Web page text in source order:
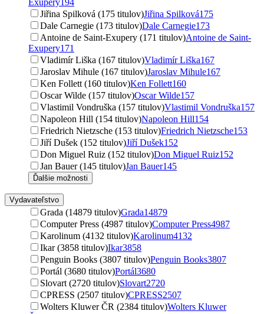
Jiřina Spilková (175 titulov)Jiřina Spilková175
Dale Carnegie (173 titulov)Dale Carnegie173
Antoine de Saint-Exupery (171 titulov)Antoine de Saint-
Exupery171
Vladimír Liška (167 titulov)Vladimír Liška167
Jaroslav Mihule (167 titulov)Jaroslav Mihule167
Ken Follett (160 titulov)Ken Follett160
Oscar Wilde (157 titulov)Oscar Wilde157
Vlastimil Vondruška (157 titulov)Vlastimil Vondruška157
Napoleon Hill (154 titulov)Napoleon Hill154
Friedrich Nietzsche (153 titulov)Friedrich Nietzsche153
Jiří Dušek (152 titulov)Jiří Dušek152
Don Miguel Ruiz (152 titulov)Don Miguel Ruiz152
Jan Bauer (145 titulov)Jan Bauer145
Ďalšie možnosti
Vydavateľstvo
Grada (14879 titulov)Grada14879
Computer Press (4987 titulov)Computer Press4987
Karolinum (4132 titulov)Karolinum4132
Ikar (3858 titulov)Ikar3858
Penguin Books (3807 titulov)Penguin Books3807
Portál (3680 titulov)Portál3680
Slovart (2720 titulov)Slovart2720
CPRESS (2507 titulov)CPRESS2507
Wolters Kluwer ČR (2384 titulov)Wolters Kluwer